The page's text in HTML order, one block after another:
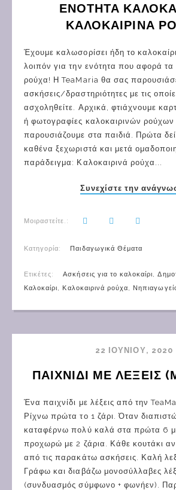
ΕΝΟΤΗΤΑ
ΚΑΛΟΚΑΙΡΙΝΑ
Έχουμε καλωσορίσει ήδη το
λοιπόν για την ενότητα που αφορά τα
ρούχα! Η TeaMaria θα σας
ασκήσεις/δραστηριότητες με τις
ασχοληθείτε. Αρχικά, φτιάχνουμε
ή φωτογραφίες καλοκαιρινών ρούχων
παρουσιάζουμε στα παιδιά. Πρώτα
καθένα ξεχωριστά και μετά
παράδειγμα: Καλοκαιρινά ρούχα...
Συνεχίστε την
Μοιραστείτε.:
Κατηγορία: Παιδαγωγικά Θέματα
Ετικέτες: Ασκήσεις για το καλοκαίρι,
Καλοκαίρι, Καλοκαιρινά ρούχα,
22 ΙΟΥΝΊΟΥ, 2020
ΠΑΙΧΝΙΔΙ ΜΕ ΛΕΞΕΙΣ
Ένα παιχνίδι με λέξεις από την
Ρίχνω πρώτα το 1 ζάρι. Όταν
καταφέρνω πολύ καλά στα πρώτα 6
προχωρώ με 2 ζάρια. Κάθε κουτάκι
από τις παρακάτω ασκήσεις. Καλή
Γράφω και διαβάζω μονοσύλλαβες
(συνδυασμός σύμφωνο + φωνήεν).